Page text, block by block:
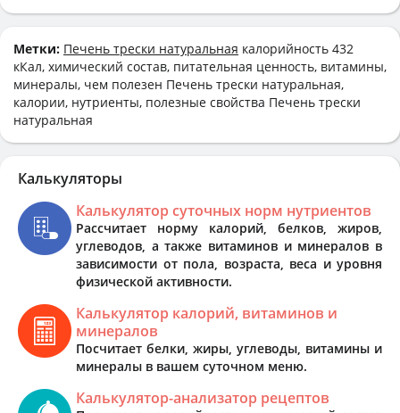
Метки: Печень трески натуральная калорийность 432
кКал, химический состав, питательная ценность, витамины,
минералы, чем полезен Печень трески натуральная,
калории, нутриенты, полезные свойства Печень трески
натуральная
Калькуляторы
Калькулятор суточных норм нутриентов
Рассчитает норму калорий, белков, жиров,
углеводов, а также витаминов и минералов в
зависимости от пола, возраста, веса и уровня
физической активности.
Калькулятор калорий, витаминов и
минералов
Посчитает белки, жиры, углеводы, витамины и
минералы в вашем суточном меню.
Калькулятор-анализатор рецептов